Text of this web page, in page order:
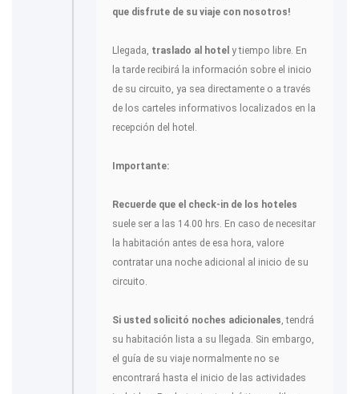
que disfrute de su viaje con nosotros!
Llegada, traslado al hotel y tiempo libre. En
la tarde recibirá la información sobre el inicio
de su circuito, ya sea directamente o a través
de los carteles informativos localizados en la
recepción del hotel.
Importante:
Recuerde que el check-in de los hoteles
suele ser a las 14.00 hrs. En caso de necesitar
la habitación antes de esa hora, valore
contratar una noche adicional al inicio de su
circuito.
Si usted solicitó noches adicionales, tendrá
su habitación lista a su llegada. Sin embargo,
el guía de su viaje normalmente no se
encontrará hasta el inicio de las actividades